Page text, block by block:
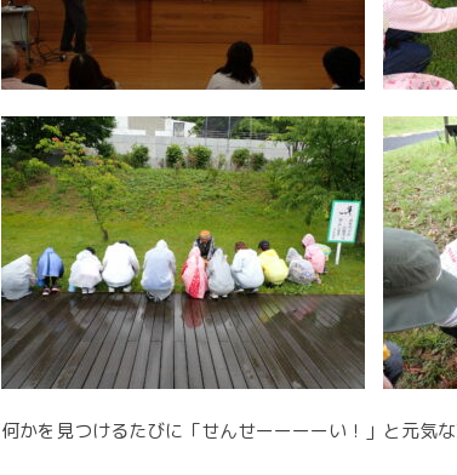
何かを見つけるたびに「せんせーーーーい！」と元気な